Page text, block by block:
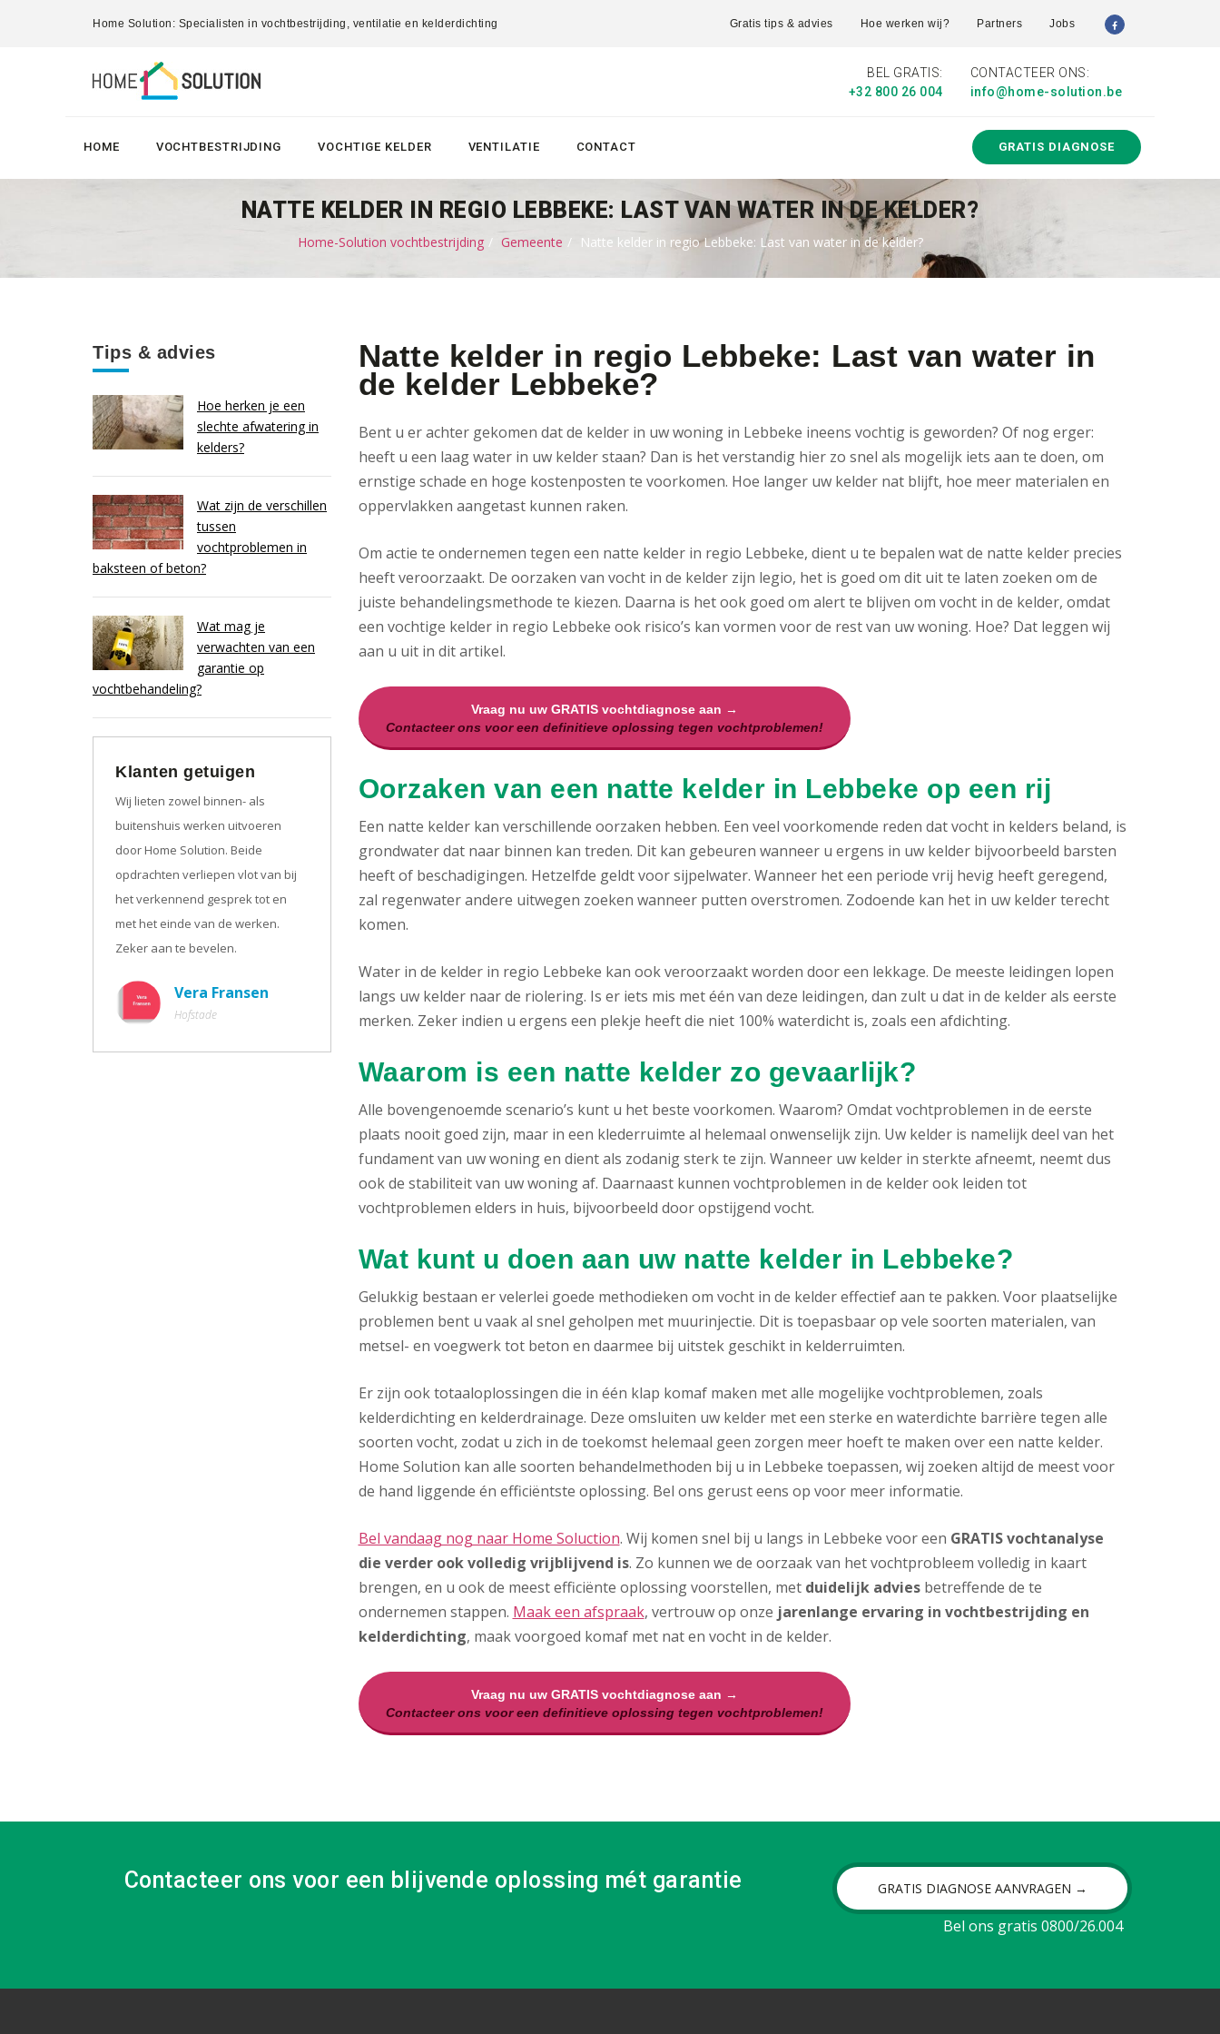
Home Solution: Specialisten in vochtbestrijding, ventilatie en kelderdichting Gratis tips & advies Hoe werken wij? Partners Jobs
BEL GRATIS:
+32 800 26 004
CONTACTEER ONS:
info@home-solution.be
HOME VOCHTBESTRIJDING VOCHTIGE KELDER VENTILATIE CONTACT GRATIS DIAGNOSE
NATTE KELDER IN REGIO LEBBEKE: LAST VAN WATER IN DE KELDER?
Home-Solution vochtbestrijding Gemeente Natte kelder in regio Lebbeke: Last van water in de kelder?
Tips & advies
Hoe herken je een
slechte afwatering in
kelders?
Wat zijn de verschillen
tussen
vochtproblemen in
baksteen of beton?
Wat mag je
verwachten van een
garantie op
vochtbehandeling?
Klanten getuigen
Wij lieten zowel binnen- als
buitenshuis werken uitvoeren
door Home Solution. Beide
opdrachten verliepen vlot van bij
het verkennend gesprek tot en
met het einde van de werken.
Zeker aan te bevelen.
Vera Fransen
Hofstade
Natte kelder in regio Lebbeke: Last van water in
de kelder Lebbeke?
Bent u er achter gekomen dat de kelder in uw woning in Lebbeke ineens vochtig is geworden? Of nog erger:
heeft u een laag water in uw kelder staan? Dan is het verstandig hier zo snel als mogelijk iets aan te doen, om
ernstige schade en hoge kostenposten te voorkomen. Hoe langer uw kelder nat blijft, hoe meer materialen en
oppervlakken aangetast kunnen raken.
Om actie te ondernemen tegen een natte kelder in regio Lebbeke, dient u te bepalen wat de natte kelder precies
heeft veroorzaakt. De oorzaken van vocht in de kelder zijn legio, het is goed om dit uit te laten zoeken om de
juiste behandelingsmethode te kiezen. Daarna is het ook goed om alert te blijven om vocht in de kelder, omdat
een vochtige kelder in regio Lebbeke ook risico’s kan vormen voor de rest van uw woning. Hoe? Dat leggen wij
aan u uit in dit artikel.
Vraag nu uw GRATIS vochtdiagnose aan →
Contacteer ons voor een definitieve oplossing tegen vochtproblemen!
Oorzaken van een natte kelder in Lebbeke op een rij
Een natte kelder kan verschillende oorzaken hebben. Een veel voorkomende reden dat vocht in kelders beland, is
grondwater dat naar binnen kan treden. Dit kan gebeuren wanneer u ergens in uw kelder bijvoorbeeld barsten
heeft of beschadigingen. Hetzelfde geldt voor sijpelwater. Wanneer het een periode vrij hevig heeft geregend,
zal regenwater andere uitwegen zoeken wanneer putten overstromen. Zodoende kan het in uw kelder terecht
komen.
Water in de kelder in regio Lebbeke kan ook veroorzaakt worden door een lekkage. De meeste leidingen lopen
langs uw kelder naar de riolering. Is er iets mis met één van deze leidingen, dan zult u dat in de kelder als eerste
merken. Zeker indien u ergens een plekje heeft die niet 100% waterdicht is, zoals een afdichting.
Waarom is een natte kelder zo gevaarlijk?
Alle bovengenoemde scenario’s kunt u het beste voorkomen. Waarom? Omdat vochtproblemen in de eerste
plaats nooit goed zijn, maar in een klederruimte al helemaal onwenselijk zijn. Uw kelder is namelijk deel van het
fundament van uw woning en dient als zodanig sterk te zijn. Wanneer uw kelder in sterkte afneemt, neemt dus
ook de stabiliteit van uw woning af. Daarnaast kunnen vochtproblemen in de kelder ook leiden tot
vochtproblemen elders in huis, bijvoorbeeld door opstijgend vocht.
Wat kunt u doen aan uw natte kelder in Lebbeke?
Gelukkig bestaan er velerlei goede methodieken om vocht in de kelder effectief aan te pakken. Voor plaatselijke
problemen bent u vaak al snel geholpen met muurinjectie. Dit is toepasbaar op vele soorten materialen, van
metsel- en voegwerk tot beton en daarmee bij uitstek geschikt in kelderruimten.
Er zijn ook totaaloplossingen die in één klap komaf maken met alle mogelijke vochtproblemen, zoals
kelderdichting en kelderdrainage. Deze omsluiten uw kelder met een sterke en waterdichte barrière tegen alle
soorten vocht, zodat u zich in de toekomst helemaal geen zorgen meer hoeft te maken over een natte kelder.
Home Solution kan alle soorten behandelmethoden bij u in Lebbeke toepassen, wij zoeken altijd de meest voor
de hand liggende én efficiëntste oplossing. Bel ons gerust eens op voor meer informatie.
Bel vandaag nog naar Home Soluction. Wij komen snel bij u langs in Lebbeke voor een GRATIS vochtanalyse
die verder ook volledig vrijblijvend is. Zo kunnen we de oorzaak van het vochtprobleem volledig in kaart
brengen, en u ook de meest efficiënte oplossing voorstellen, met duidelijk adviesbetreffende de te
ondernemen stappen. Maak een afspraak, vertrouw op onze jarenlange ervaring in vochtbestrijding en
kelderdichting, maak voorgoed komaf met nat en vocht in de kelder.
Vraag nu uw GRATIS vochtdiagnose aan →
Contacteer ons voor een definitieve oplossing tegen vochtproblemen!
Contacteer ons voor een blijvende oplossing mét garantie GRATIS DIAGNOSE AANVRAGEN →
Bel ons gratis 0800/26.004